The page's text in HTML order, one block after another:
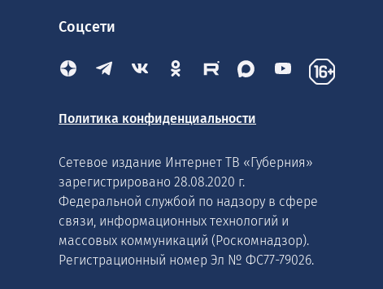
Соцсети
Политика конфиденциальности
Сетевое издание Интернет ТВ «Губерния»
зарегистрировано 28.08.2020 г.
Федеральной службой по надзору в сфере
связи, информационных технологий и
массовых коммуникаций (Роскомнадзор).
Регистрационный номер Эл № ФС77-79026.